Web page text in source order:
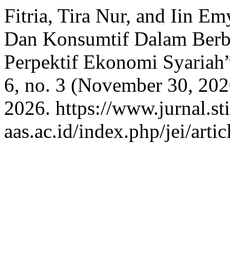
Fitria, Tira Nur, and Iin
Dan Konsumtif Dalam
Perpektif Ekonomi
6, no. 3 (November 30,
2026. https://
aas.ac.id/index.php/jei/